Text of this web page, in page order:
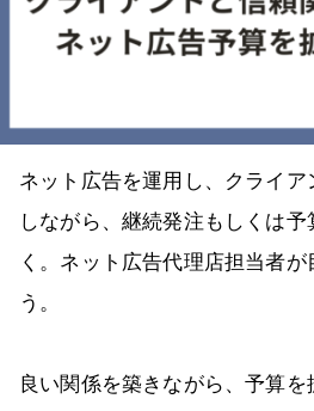
ネット広告を運用し、クライ
しながら、継続発注もしくは
く。ネット広告代理店担当者
う。
良い関係を築きながら、予算